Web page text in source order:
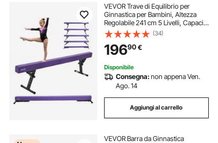
VEVOR Trave di Equilibrio per
Ginnastica per Bambini, Altezza
Regolabile 241 cm 5 Livelli, Capacità
di Carico 158,7 kg, Trave Ginnastica
Artistica di Equilibrio per Casa
Palestra, Viola
(34)
19690€
Disponibile
Consegna:non appena Ven.
Ago. 14
Aggiungi al carrello
VEVOR Barra da Ginnastica